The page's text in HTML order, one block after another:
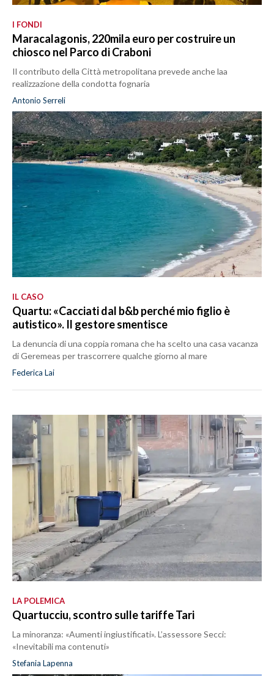
I FONDI
Maracalagonis, 220mila euro per costruire un
chiosco nel Parco di Craboni
Il contributo della Città metropolitana prevede anche laa
realizzazione della condotta fognaria
Antonio Serreli
IL CASO
Quartu: «Cacciati dal b&b perché mio figlio è
autistico». Il gestore smentisce
La denuncia di una coppia romana che ha scelto una casa vacanza
di Geremeas per trascorrere qualche giorno al mare
Federica Lai
LA POLEMICA
Quartucciu, scontro sulle tariffe Tari
La minoranza: «Aumenti ingiustificati». L’assessore Secci:
«Inevitabili ma contenuti»
Stefania Lapenna